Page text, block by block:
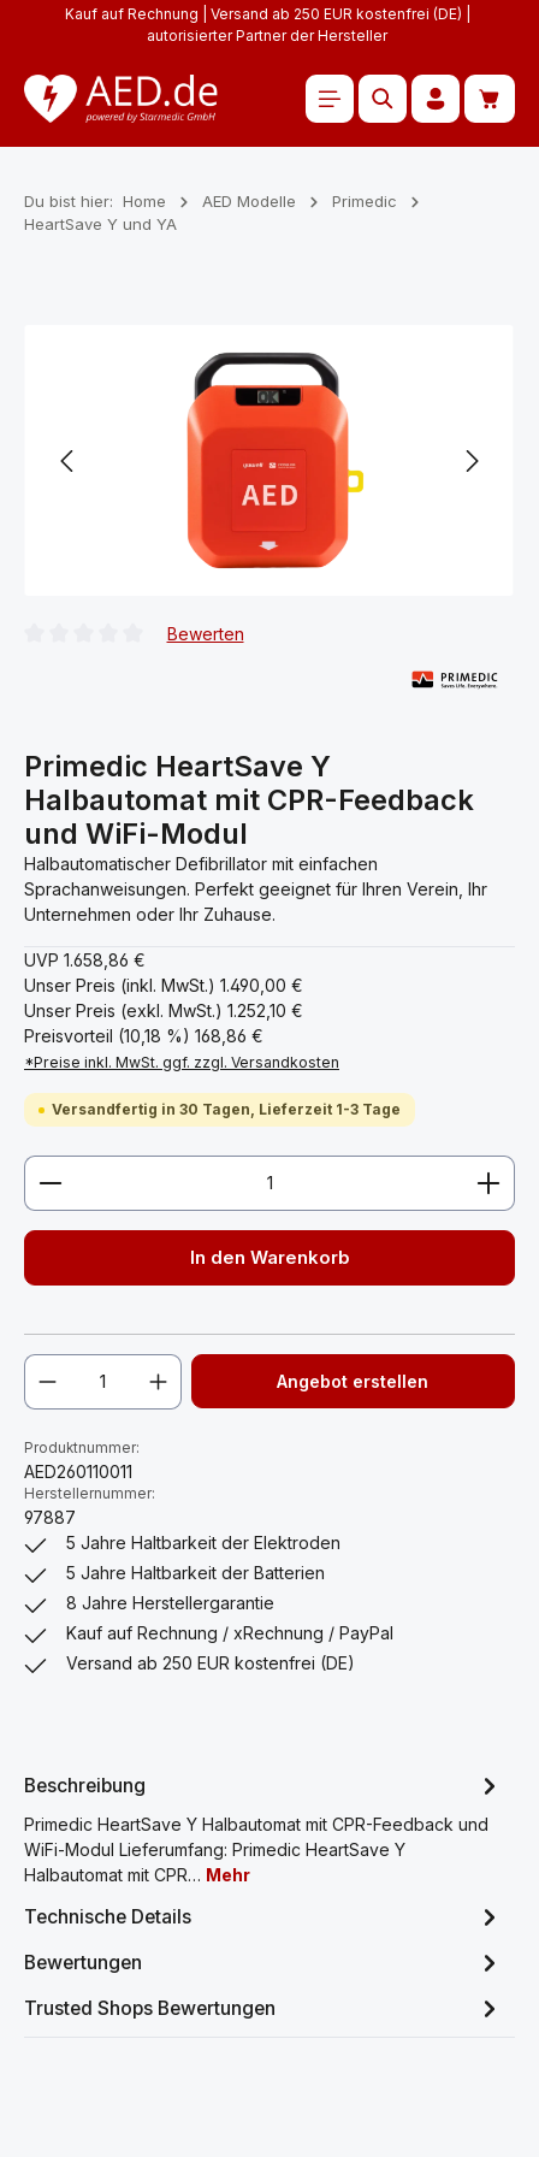
Zum Hauptinhalt springen
Kauf auf Rechnung | Versand ab 250 EUR kostenfrei (DE) |
autorisierter Partner der Hersteller
Du bist hier: Home AED Modelle
Primedic
HeartSave Y und YA
Bewerten
Primedic HeartSave Y
Halbautomat mit CPR-Feedback
und WiFi-Modul
Halbautomatischer Defibrillator mit einfachen
Sprachanweisungen. Perfekt geeignet für Ihren Verein, Ihr
Unternehmen oder Ihr Zuhause.
UVP 1.658,86 €
Unser Preis (inkl. MwSt.) 1.490,00 €
Unser Preis (exkl. MwSt.) 1.252,10 €
Preisvorteil (10,18 %) 168,86 €
*Preise inkl. MwSt. ggf. zzgl. Versandkosten
Versandfertig in 30 Tagen, Lieferzeit 1-3 Tage
Produkt Anzahl: Gib den gewünschten Wert ein
In den Warenkorb
Angebot erstellen
Produktnummer:
AED260110011
Herstellernummer:
97887
5 Jahre Haltbarkeit der Elektroden
5 Jahre Haltbarkeit der Batterien
8 Jahre Herstellergarantie
Kauf auf Rechnung / xRechnung / PayPal
Versand ab 250 EUR kostenfrei (DE)
Beschreibung
Primedic HeartSave Y Halbautomat mit CPR-Feedback und
WiFi-Modul Lieferumfang: Primedic HeartSave Y
Halbautomat mit CPR… Mehr
Technische Details
Bewertungen
Trusted Shops Bewertungen